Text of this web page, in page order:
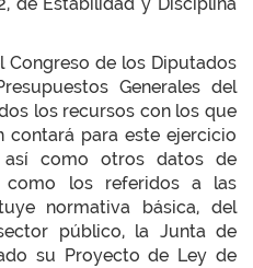
Congreso de los Diputados
Generales del
los recursos con los que
contará para este ejercicio
así como otros datos de
como los referidos a las
normativa básica, del
público, la Junta de
su Proyecto de Ley de